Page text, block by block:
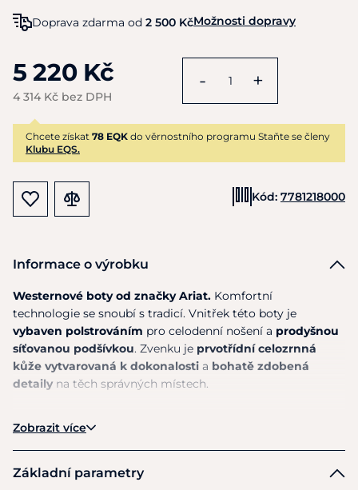
Doprava zdarma od 2 500 KčMožnosti dopravy
5 220 Kč
4 314 Kč bez DPH
- +
Chcete získat 78 EQK do věrnostního programu Staňte se členy
Klubu EQS.
Kód: 7781218000
Informace o výrobku
Westernové boty od značky Ariat. Komfortní
technologie se snoubí s tradicí. Vnitřek této boty je
vybaven polstrováním pro celodenní nošení a prodyšnou
síťovanou podšívkou. Zvenku je prvotřídní celozrnná
kůže vytvarovaná k dokonalosti a bohatě zdobená
detaily na těch správných místech.
Zobrazit více
Základní parametry